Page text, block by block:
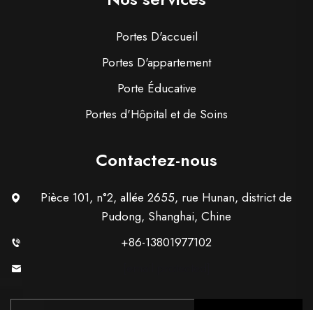
Portes D'accueil
Portes D'appartement
Porte Éducative
Portes d'Hôpital et de Soins
Contactez-nous
Pièce 101, n°2, allée 2655, rue Hunan, district de
Pudong, Shanghai, Chine
+86-13801977102